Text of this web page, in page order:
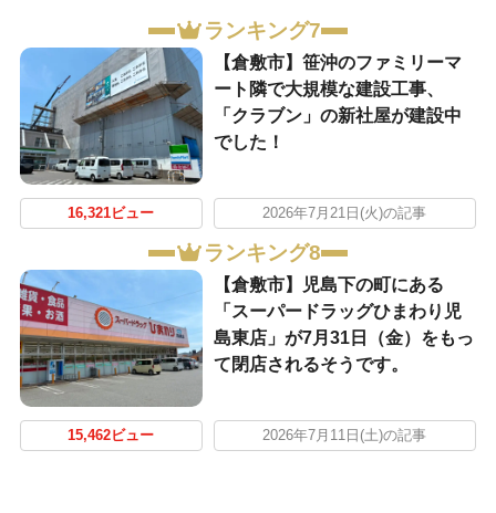
ランキング7
【倉敷市】笹沖のファミリーマ
ート隣で大規模な建設工事、
「クラブン」の新社屋が建設中
でした！
16,321ビュー 2026年7月21日(火)の記事
ランキング8
【倉敷市】児島下の町にある
「スーパードラッグひまわり児
島東店」が7月31日（金）をもっ
て閉店されるそうです。
15,462ビュー 2026年7月11日(土)の記事